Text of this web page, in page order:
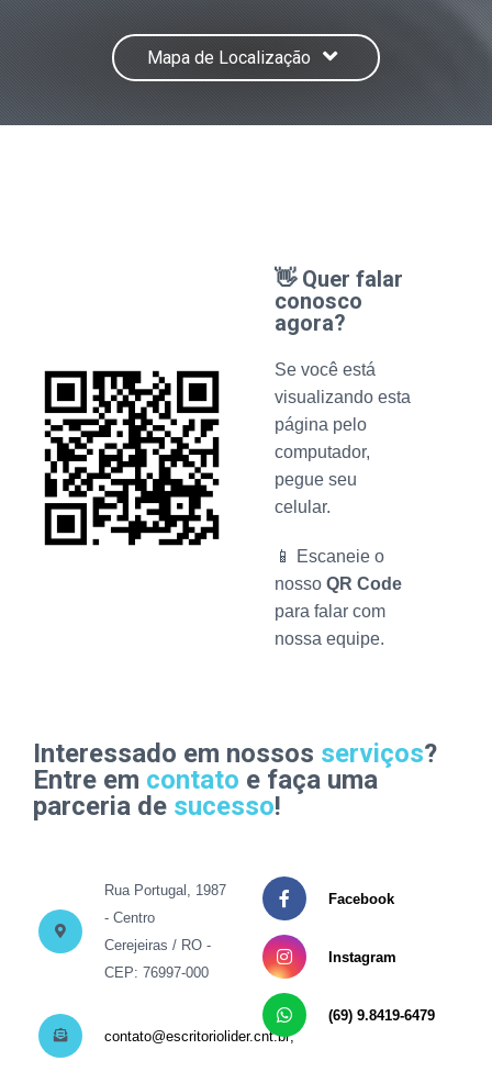
Mapa de Localização
👋 Quer falar
conosco
agora?
Se você está
visualizando esta
página pelo
computador,
pegue seu
celular.
📱 Escaneie o
nosso QR Code
para falar com
nossa equipe.
Interessado em nossos serviços?
Entre em contato e faça uma
parceria de sucesso!
Rua Portugal, 1987
- Centro
Cerejeiras / RO -
CEP: 76997-000
contato@escritoriolider.cnt.br;
Facebook
Instagram
(69) 9.8419-6479